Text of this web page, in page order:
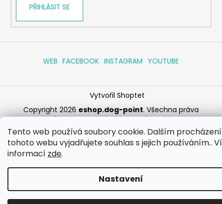
Tento web používá soubory cookie. Dalším
tohoto webu vyjadřujete souhlas s jejich používáním..
informací zde.
Nastavení
PŘIHLÁSIT SE
WEB FACEBOOK INSTAGRAM YOUTUBE
Vytvořil Shoptet
Copyright 2026 eshop.dog-point. Všechna práva
vyhrazena.Upravit nastavení cookies